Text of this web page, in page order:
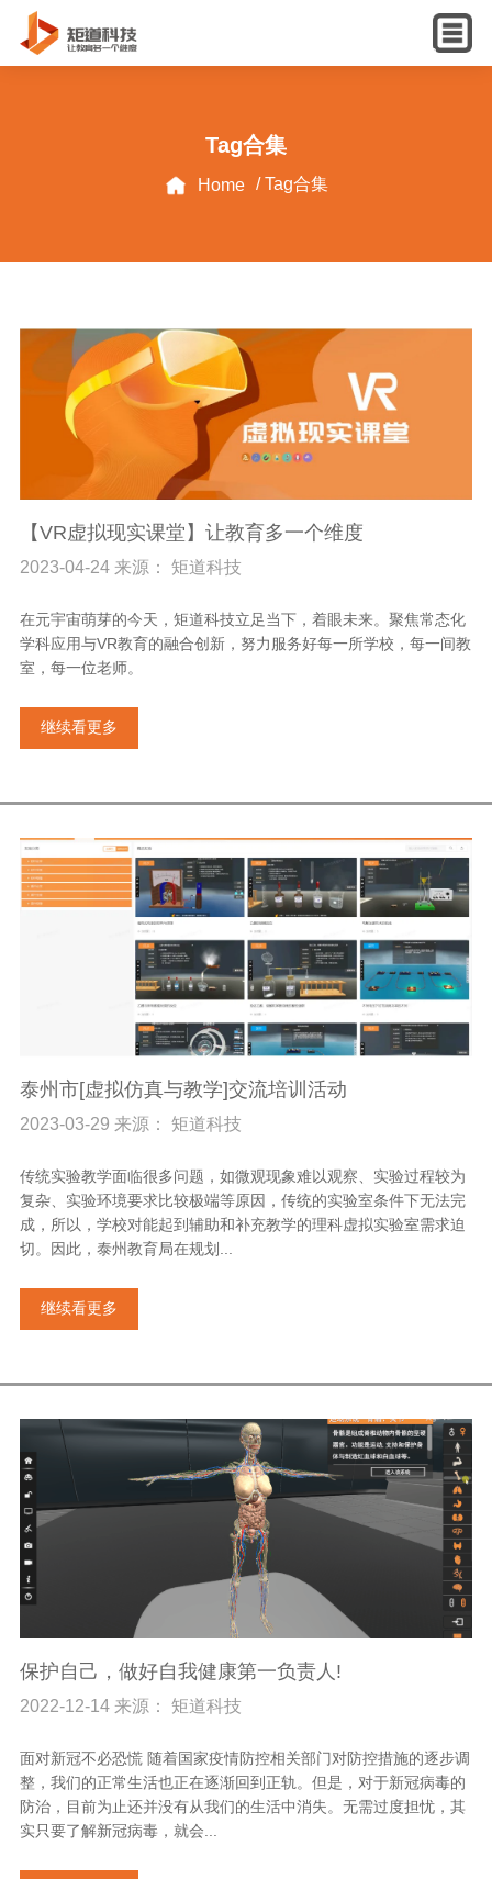
English
Tag合集
Home / Tag合集
【VR虚拟现实课堂】让教育多一个维度
2023-04-24 来源： 矩道科技
在元宇宙萌芽的今天，矩道科技立足当下，着眼未来。聚焦常态化
学科应用与VR教育的融合创新，努力服务好每一所学校，每一间教
室，每一位老师。
继续看更多
泰州市[虚拟仿真与教学]交流培训活动
2023-03-29 来源： 矩道科技
传统实验教学面临很多问题，如微观现象难以观察、实验过程较为
复杂、实验环境要求比较极端等原因，传统的实验室条件下无法完
成，所以，学校对能起到辅助和补充教学的理科虚拟实验室需求迫
切。因此，泰州教育局在规划...
继续看更多
保护自己，做好自我健康第一负责人!
2022-12-14 来源： 矩道科技
面对新冠不必恐慌 随着国家疫情防控相关部门对防控措施的逐步调
整，我们的正常生活也正在逐渐回到正轨。但是，对于新冠病毒的
防治，目前为止还并没有从我们的生活中消失。无需过度担忧，其
实只要了解新冠病毒，就会...